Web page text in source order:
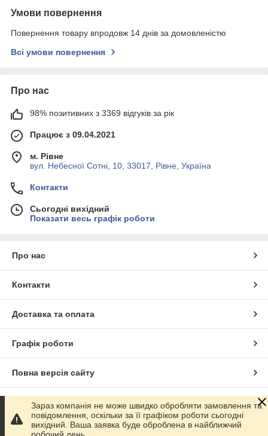
Умови повернення
Повернення товару впродовж 14 днів за домовленістю
Всі умови повернення
Про нас
98% позитивних з 3369 відгуків за рік
Працює з 09.04.2021
м. Рівне
вул. Небесної Сотні, 10, 33017, Рівне, Україна
Контакти
Сьогодні вихідний
Показати весь графік роботи
Про нас
Контакти
Доставка та оплата
Графік роботи
Повна версія сайту
Сайт створено на маркетплейсіProm.ua
Політика конфіденційності
Зараз компанія не може швидко обробляти замовлення та
повідомлення, оскільки за її графіком роботи сьогодні
вихідний. Ваша заявка буде оброблена в найближчий